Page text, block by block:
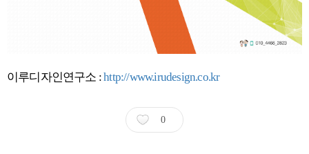
이루디자인연구소 :http://www.irudesign.co.kr
0